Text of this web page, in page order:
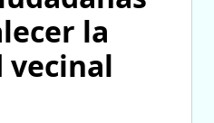
la
vecinal